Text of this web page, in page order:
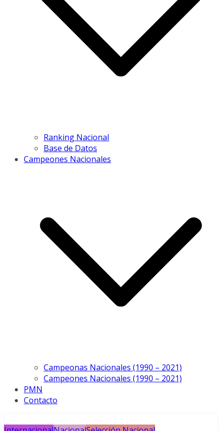
Ranking Nacional
Base de Datos
Campeones Nacionales
Campeonas Nacionales (1990 – 2021)
Campeones Nacionales (1990 – 2021)
PMN
Contacto